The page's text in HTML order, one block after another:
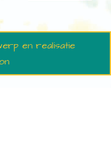
en realisatie